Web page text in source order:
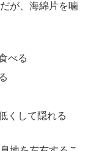
が、海綿片を噛
べる
くして隠れる